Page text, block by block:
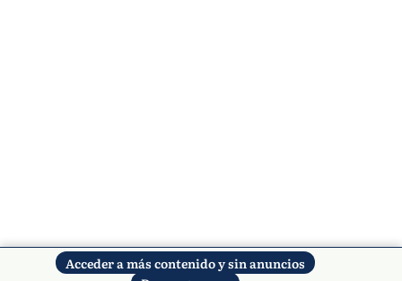
Acceder a más contenido y sin anuncios